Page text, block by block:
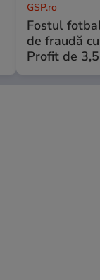
GSP.ro
Fostul
de fraudă
Profit de